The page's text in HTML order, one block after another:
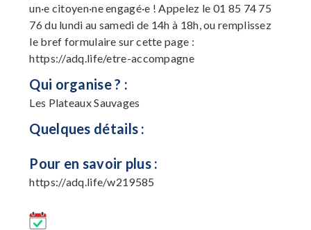
un·e citoyen·ne engagé·e ! Appelez le 01 85 74 75
76 du lundi au samedi de 14h à 18h, ou remplissez
le bref formulaire sur cette page :
https://adq.life/etre-accompagne
Qui organise ? :
Les Plateaux Sauvages
Quelques détails :
Pour en savoir plus :
https://adq.life/w219585